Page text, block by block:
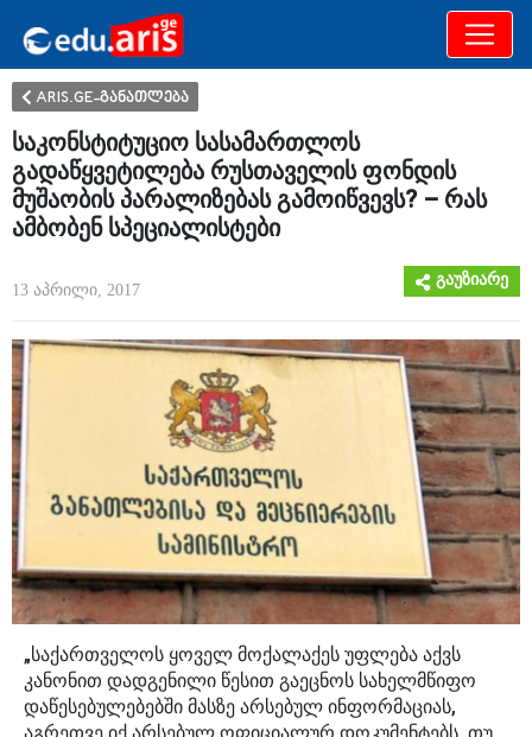
განათლება
ARIS.GE-განათლება
საკონსტიტუციო სასამართლოს
გადაწყვეტილება რუსთაველის ფონდის
მუშაობის პარალიზებას გამოიწვევს? – რას
ამბობენ სპეციალისტები
13 აპრილი, 2017
გაუზიარე
„საქართველოს ყოველ მოქალაქეს უფლება აქვს
კანონით დადგენილი წესით გაეცნოს სახელმწიფო
დაწესებულებებში მასზე არსებულ ინფორმაციას,